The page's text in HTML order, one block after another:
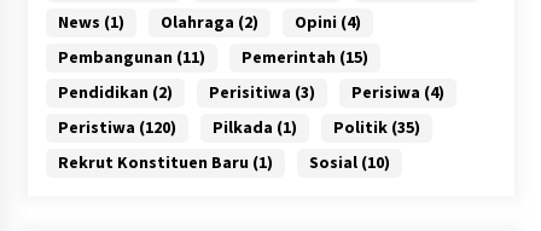
News (1) Olahraga (2) Opini (4)
Pembangunan (11) Pemerintah (15)
Pendidikan (2) Perisitiwa (3) Perisiwa (4)
Peristiwa (120) Pilkada (1) Politik(35)
Rekrut Konstituen Baru (1) Sosial(10)